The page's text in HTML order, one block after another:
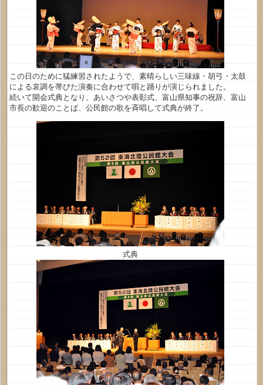
この日のために猛練習されたようで、素晴らしい三味線・胡弓・太鼓
による哀調を帯びた演奏に合わせて唄と踊りが演じられました。
続いて開会式典となり、あいさつや表彰式、富山県知事の祝辞、富山
市長の歓迎のことば、公民館の歌を斉唱して式典が終了。
式典